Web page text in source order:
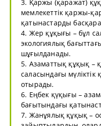
3. Қаржы (қаражат)
мемлекеттік қаржы-
қатынастарды
4. Жер құқығы – бұл
экологиялық
шұғылданады.
5. Азаматтық құқық –
саласындағы
отырады.
6. Еңбек қүқығы –
бағытындағы
7. Жанұялық құқық –